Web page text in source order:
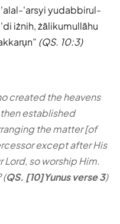
'arsyi yudabbirul-
iżnih, żālikumullāhu
(QS. 10:3)
created the heavens
established
the matter [of
except after His
Lord, so worship Him.
(QS. [10]Yunus verse 3)